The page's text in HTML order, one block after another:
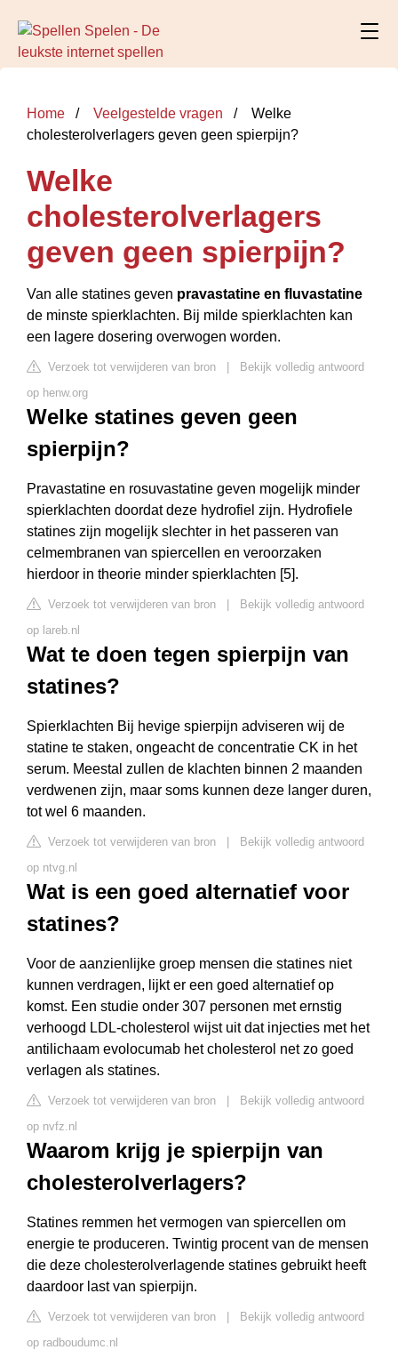
Home Veelgestelde vragen
Welke
cholesterolverlagers geven geen spierpijn?
Welke
cholesterolverlagers
geven geen spierpijn?
Van alle statines geven pravastatine en fluvastatine
de minste spierklachten. Bij milde spierklachten kan
een lagere dosering overwogen worden.
Verzoek tot verwijderen van bron
Bekijk volledig antwoord
op henw.org
Welke statines geven geen
spierpijn?
Pravastatine en rosuvastatine geven mogelijk minder
spierklachten doordat deze hydrofiel zijn. Hydrofiele
statines zijn mogelijk slechter in het passeren van
celmembranen van spiercellen en veroorzaken
hierdoor in theorie minder spierklachten [5].
Verzoek tot verwijderen van bron
Bekijk volledig antwoord
op lareb.nl
Wat te doen tegen spierpijn van
statines?
Spierklachten Bij hevige spierpijn adviseren wij de
statine te staken, ongeacht de concentratie CK in het
serum. Meestal zullen de klachten binnen 2 maanden
verdwenen zijn, maar soms kunnen deze langer duren,
tot wel 6 maanden.
Verzoek tot verwijderen van bron
Bekijk volledig antwoord
op ntvg.nl
Wat is een goed alternatief voor
statines?
Voor de aanzienlijke groep mensen die statines niet
kunnen verdragen, lijkt er een goed alternatief op
komst. Een studie onder 307 personen met ernstig
verhoogd LDL-cholesterol wijst uit dat injecties met het
antilichaam evolocumab het cholesterol net zo goed
verlagen als statines.
Verzoek tot verwijderen van bron
Bekijk volledig antwoord
op nvfz.nl
Waarom krijg je spierpijn van
cholesterolverlagers?
Statines remmen het vermogen van spiercellen om
energie te produceren. Twintig procent van de mensen
die deze cholesterolverlagende statines gebruikt heeft
daardoor last van spierpijn.
Verzoek tot verwijderen van bron
Bekijk volledig antwoord
op radboudumc.nl